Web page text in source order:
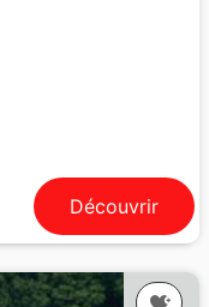
Découvrir